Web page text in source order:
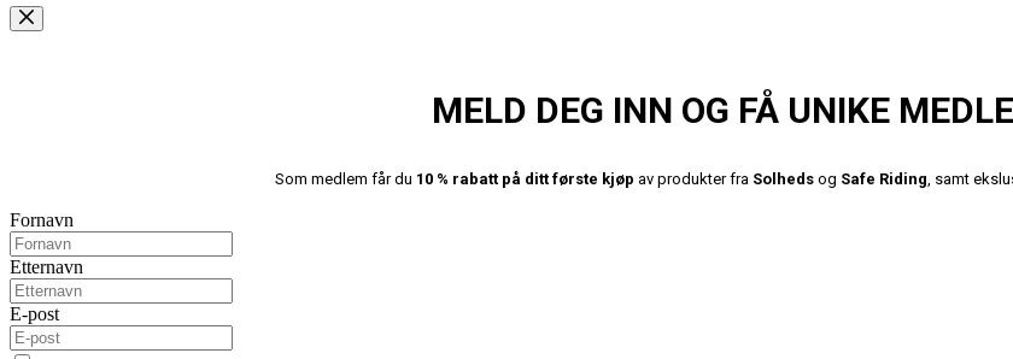
MELD DEG INN OG FÅ UNIKE
Som medlem får du 10 % rabatt på ditt første kjøp av produkter fra Solheds og Safe Riding, samt
Fornavn
Etternavn
E-post